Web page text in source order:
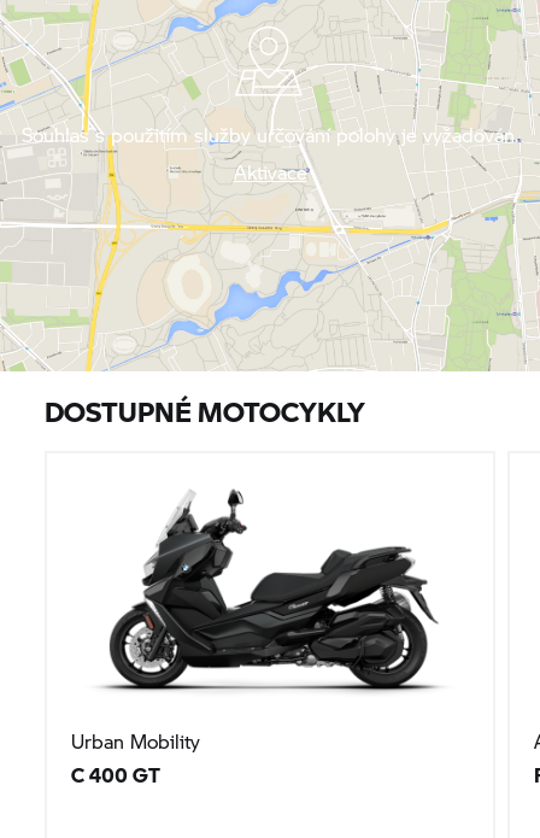
Souhlas s použitím služby určování polohy je vyžadován.
Aktivace
DOSTUPNÉ MOTOCYKLY
Urban Mobility
C 400 GT